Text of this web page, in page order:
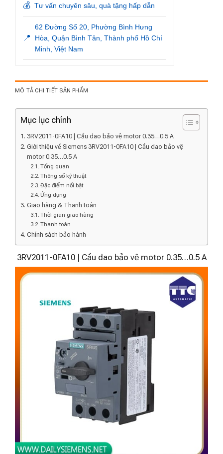
💰 Tư vấn chuyên sâu, quà tặng hấp dẫn
📍
62 Đường Số 20, Phường Bình Hưng
Hòa, Quận Bình Tân, Thành phố Hồ Chí
Minh, Việt Nam
MÔ TẢ CHI TIẾT SẢN PHẨM
Mục lục chính
3RV2011-0FA10 | Cầu dao bảo vệ motor 0.35…0.5 A
Giới thiệu về Siemens 3RV2011-0FA10 | Cầu dao bảo vệ
motor 0.35…0.5 A
Tổng quan
Thông số kỹ thuật
Đặc điểm nổi bật
Ứng dụng
Giao hàng & Thanh toán
Thời gian giao hàng
Thanh toán
Chính sách bảo hành
3RV2011-0FA10 | Cầu dao bảo vệ motor 0.35…0.5 A